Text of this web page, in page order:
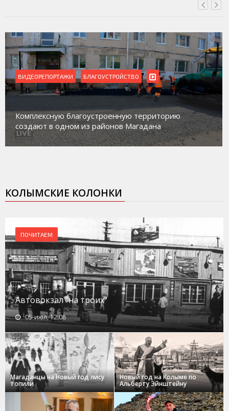
ВИДЕОРЕПОРТАЖИ БЛАГОУСТРОЙСТВО
Комплексную благоустроенную территорию
создают в одном из районов Магадана
КОЛЫМСКИЕ КОЛОНКИ
ПОЧИТАЕМ
Автовокзал "на троих"
05-июл, 12:08
Магаданцы на Новый год лису
топили
Новый год на Колыме по
Альберту Эйнштейну